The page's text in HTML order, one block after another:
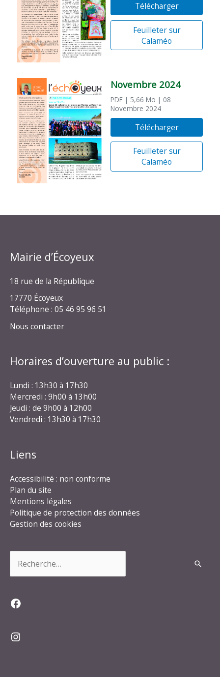
Télécharger
Feuilleter sur
Calaméo
Novembre 2024
PDF | 5,66 Mo | 08
Novembre 2024
Télécharger
Feuilleter sur
Calaméo
Mairie d’Écoyeux
18 rue de la République
17770 Écoyeux
Téléphone : 05 46 95 96 51
Nous contacter
Horaires d’ouverture au public :
Lundi : 13h30 à 17h30
Mercredi : 9h00 à 13h00
Jeudi : de 9h00 à 12h00
Vendredi : 13h30 à 17h30
Liens
Accessibilité : non conforme
Plan du site
Mentions légales
Politique de protection des données
Gestion des cookies
Facebook
Instagram